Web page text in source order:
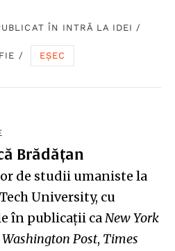
ÎN INTRĂ LA IDEI /
/ EȘEC
Brădățan
de studii umaniste la
University, cu
în publicații caNew York
Washington Post, Times